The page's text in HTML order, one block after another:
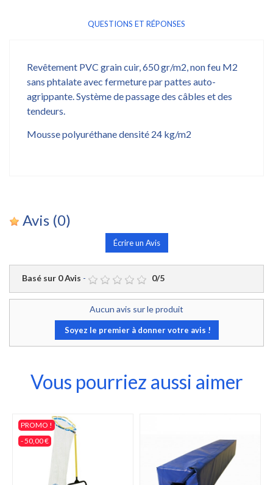
QUESTIONS ET RÉPONSES
Revêtement PVC grain cuir, 650 gr/m2, non feu M2
sans phtalate avec fermeture par pattes auto-
agrippante. Système de passage des câbles et des
tendeurs.
Mousse polyuréthane densité 24 kg/m2
Avis (0)
Écrire un Avis
Basé sur 0Avis - 0/5
Aucun avis sur le produit
Soyez le premier à donner votre avis !
Vous pourriez aussi aimer
PROMO !
- 50,00 €